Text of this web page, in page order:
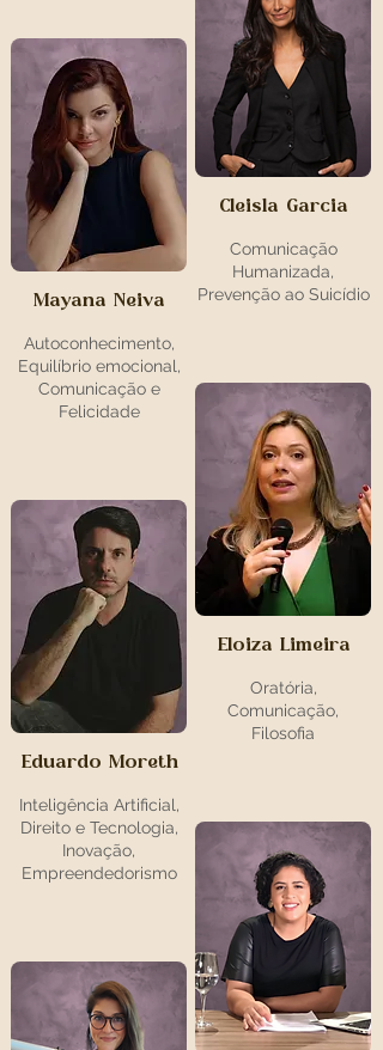
Mayana Neiva
Autoconhecimento,
Equilíbrio emocional,
Comunicação e
Felicidade
Eduardo Moreth
Inteligência Artificial,
Direito e Tecnologia,
Inovação,
Empreendedorismo
Cleisla Garcia
Comunicação
Humanizada,
Prevenção ao Suicídio
Eloiza Limeira
Oratória,
Comunicação,
Filosofia